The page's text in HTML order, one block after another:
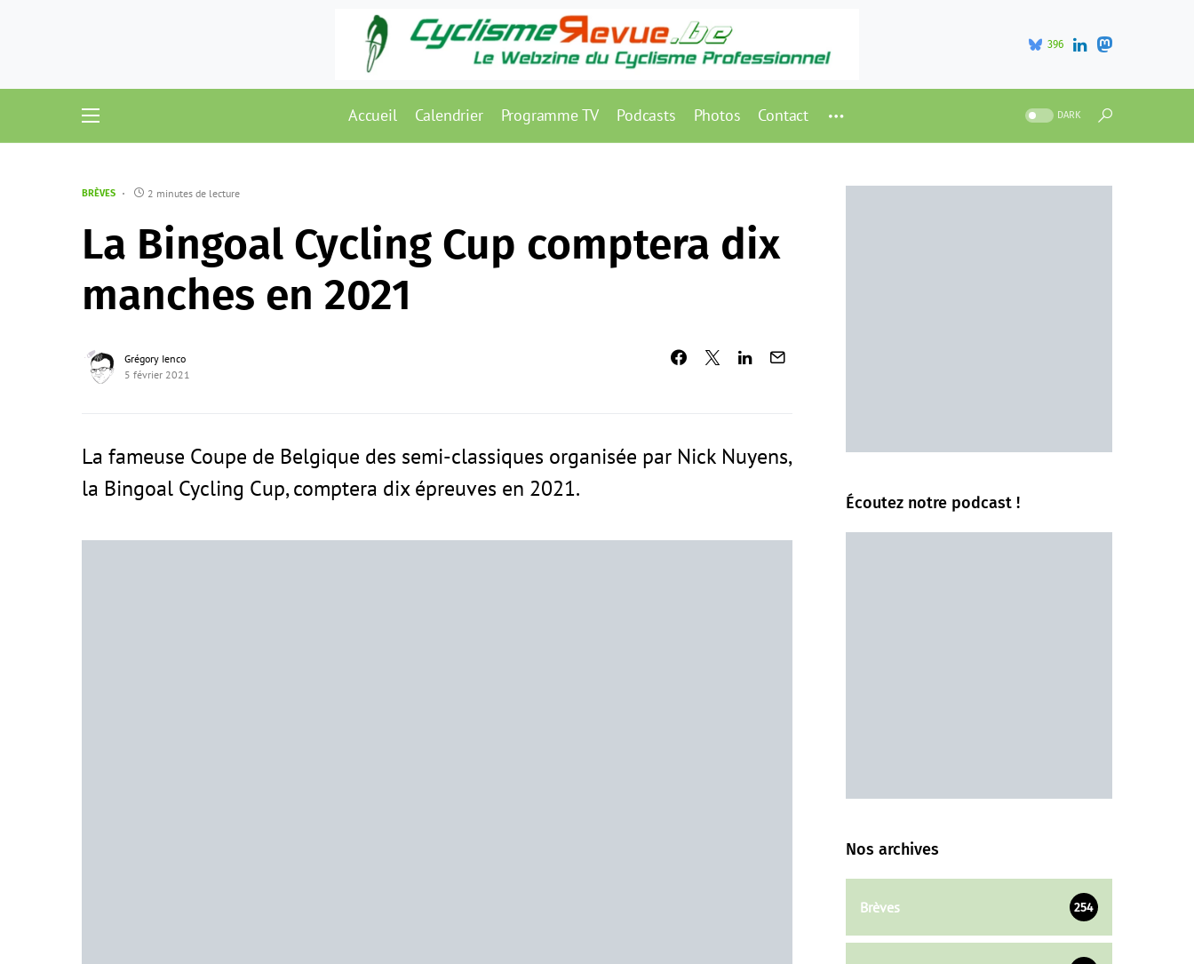
396
Accueil Calendrier Programme TV Podcasts Photos Contact DARK
BRÈVES 2 minutes de lecture
La Bingoal Cycling Cup comptera dix
manches en 2021
Grégory Ienco
5 février 2021
La fameuse Coupe de Belgique des semi-classiques organisée par Nick Nuyens,
la Bingoal Cycling Cup, comptera dix épreuves en 2021.
Écoutez notre podcast !
Nos archives
Brèves 254